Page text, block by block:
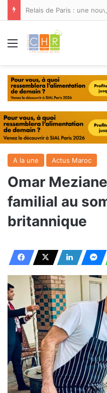
Menu
A la une Actus Maroc
Omar
familial au
britannique